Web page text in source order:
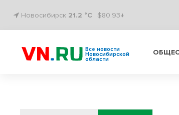
Новосибирск 21.2 °C $80.93↓
Все новости
Новосибирской
области